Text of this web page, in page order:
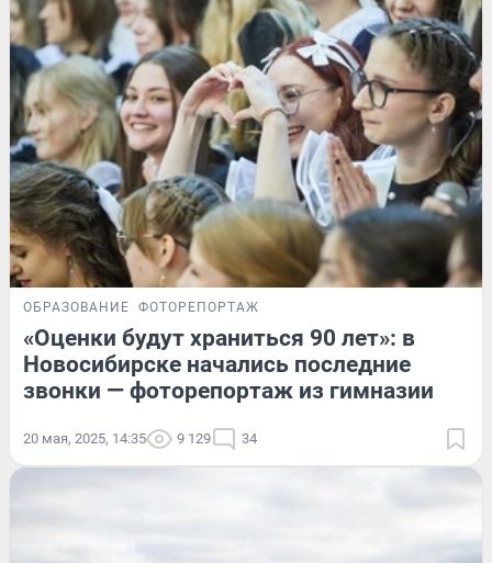
ОБРАЗОВАНИЕ ФОТОРЕПОРТАЖ
«Оценки будут храниться 90 лет»: в
Новосибирске начались последние
звонки — фоторепортаж из гимназии
20 мая, 2025, 14:35 9 129 34